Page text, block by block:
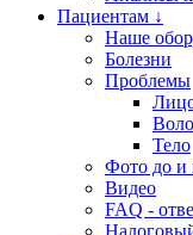
Пациентам ↓
Наше
Болезни
Проблемы
Тело
Фото до и
Видео
FAQ -